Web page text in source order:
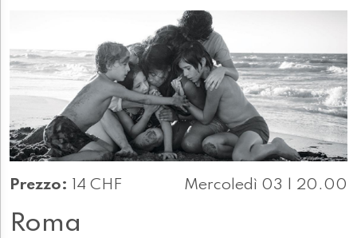
Prezzo: 14 CHF Mercoledì 03 | 20.00
Roma